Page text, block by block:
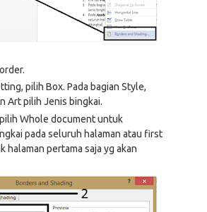
pilih Box. Pada bagian Style,
Art pilih Jenis bingkai.
Whole document untuk
pada seluruh halaman atau first
halaman pertama saja yg akan